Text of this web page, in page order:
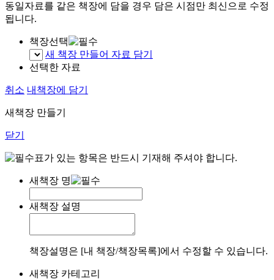
동일자료를 같은 책장에 담을 경우 담은 시점만 최신으로 수정
됩니다.
책장선택
새 책장 만들어 자료 담기
선택한 자료
취소 내책장에 담기
새책장 만들기
닫기
표가 있는 항목은 반드시 기재해 주셔야 합니다.
새책장 명
새책장 설명
책장설명은 [내 책장/책장목록]에서 수정할 수 있습니다.
새책장 카테고리